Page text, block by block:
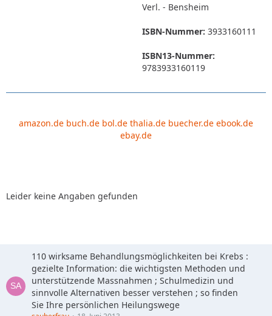
Verl. - Bensheim
ISBN-Nummer: 3933160111
ISBN13-Nummer:
9783933160119
amazon.de buch.de bol.de thalia.de buecher.de ebook.de
ebay.de
Leider keine Angaben gefunden
110 wirksame Behandlungsmöglichkeiten bei Krebs :
gezielte Information: die wichtigsten Methoden und
unterstützende Massnahmen ; Schulmedizin und
sinnvolle Alternativen besser verstehen ; so finden
Sie Ihre persönlichen Heilungswege